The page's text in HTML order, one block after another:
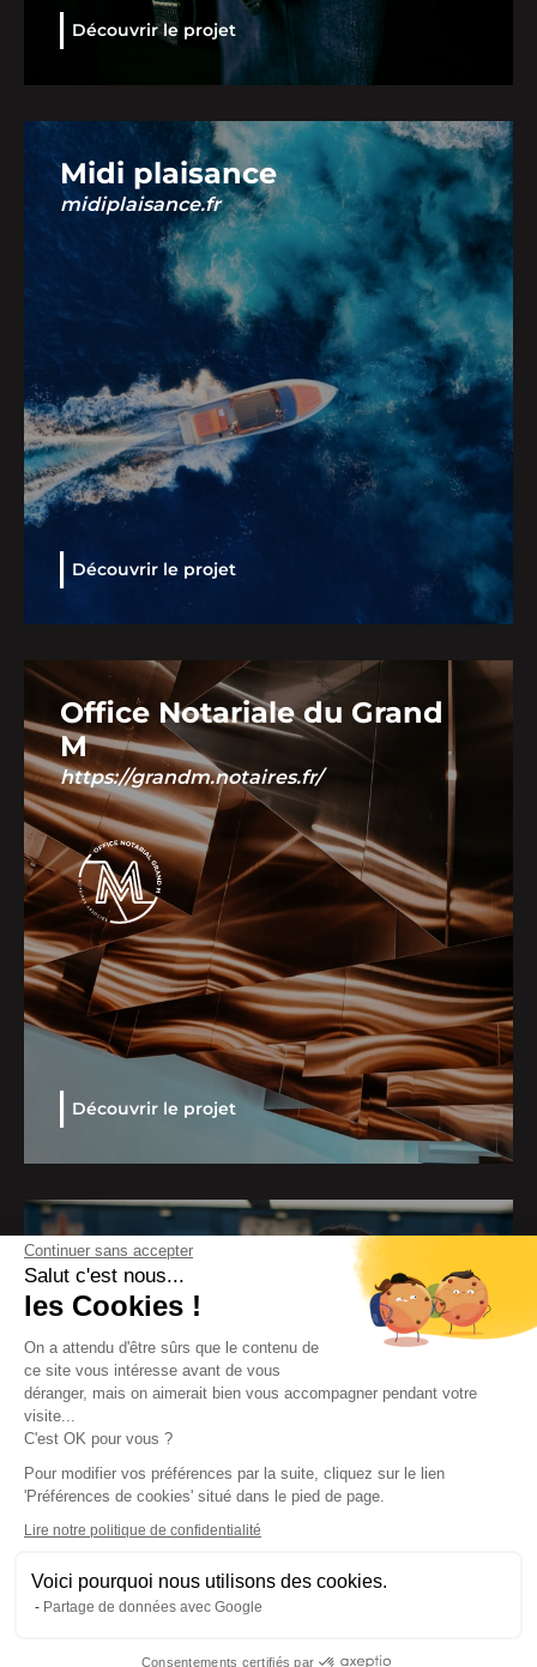
Continuer sans accepter
Salut c'est nous...
les Cookies !
On a attendu d'être sûrs que le contenu de
ce site vous intéresse avant de vous
déranger, mais on aimerait bien vous accompagner pendant votre
visite...
C'est OK pour vous ?
Pour modifier vos préférences par la suite, cliquez sur le lien
'Préférences de cookies' situé dans le pied de page.
Lire notre politique de confidentialité
Voici pourquoi nous utilisons des cookies.
Partage de données avec Google
Consentements certifiés par
Découvrir le projet
Midi plaisance
midiplaisance.fr
Découvrir le projet
Office Notariale du Grand
M
https://grandm.notaires.fr/
Découvrir le projet
Formation Industrie
Occitanie
www.formation-industries-occitanie.fr